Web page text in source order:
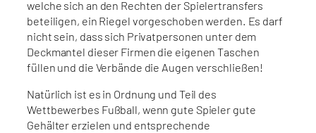
welche sich an den Rechten der Spielertransfers
beteiligen, ein Riegel vorgeschoben werden. Es darf
nicht sein, dass sich Privatpersonen unter dem
Deckmantel dieser Firmen die eigenen Taschen
füllen und die Verbände die Augen verschließen!
Natürlich ist es in Ordnung und Teil des
Wettbewerbes Fußball, wenn gute Spieler gute
Gehälter erzielen und entsprechende